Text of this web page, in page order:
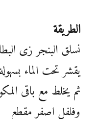
الطريقة
نسلق البنجر زى
يقشر تحت الماء
ثم يخلط مع باقى
وفلفل اصفر مقطع